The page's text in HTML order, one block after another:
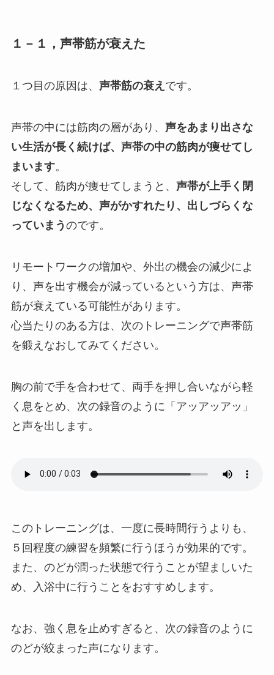
１－１，声帯筋が衰えた
１つ目の原因は、 声帯筋の衰え です。
声帯の中には筋肉の層があり、 声をあまり出さな
い生活が長く続けば、声帯の中の筋肉が痩せてし
まいます。
そして、筋肉が痩せてしまうと、 声帯が上手く閉
じなくなるため、 声がかすれたり、出しづらくな
っていまう のです。
リモートワークの増加や、外出の機会の減少によ
り、声を出す機会が減っているという方は、声帯
筋が衰えている可能性があります。
心当たりのある方は、次のトレーニングで声帯筋
を鍛えなおしてみてください。
胸の前で手を合わせて、両手を押し合いながら軽
く息をとめ、次の録音のように「アッアッアッ」
と声を出します。
このトレーニングは、一度に長時間行うよりも、
５回程度の練習を頻繁に行うほうが効果的です。
また、のどが潤った状態で行うことが望ましいた
め、入浴中に行うことをおすすめします。
なお、強く息を止めすぎると、次の録音のように
のどが絞まった声になります。